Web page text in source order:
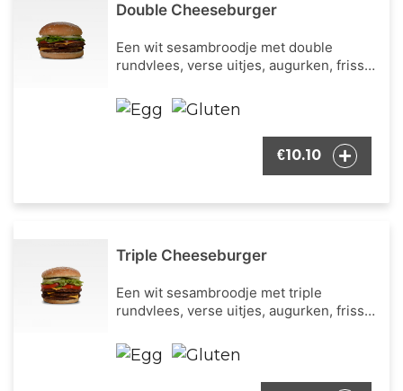
Double Cheeseburger
Een wit sesambroodje met double
rundvlees, verse uitjes, augurken, frisse
onze bekende burger dressing.
€10.10
Triple Cheeseburger
Een wit sesambroodje met triple
rundvlees, verse uitjes, augurken, frisse
onze bekende burger dressing.